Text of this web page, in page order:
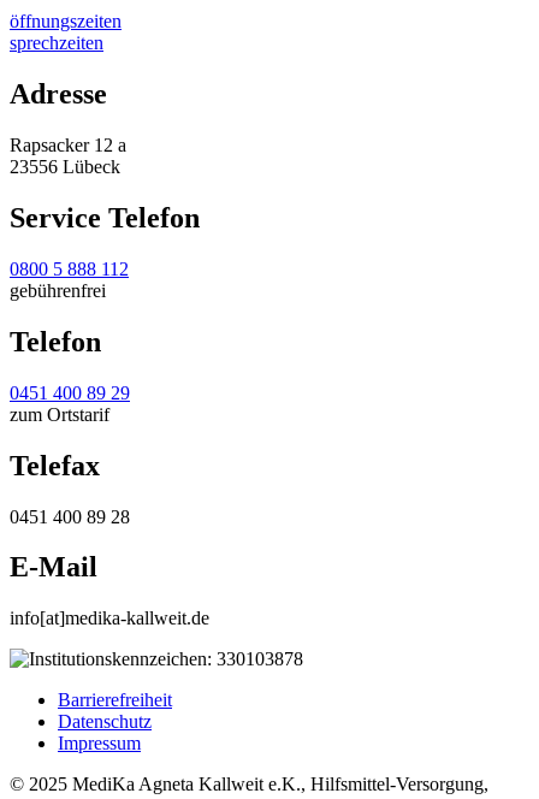
öffnungszeiten
sprechzeiten
Adresse
Rapsacker 12 a
23556 Lübeck
Service Telefon
0800 5 888 112
gebührenfrei
Telefon
0451 400 89 29
zum Ortstarif
Telefax
0451 400 89 28
E-Mail
info[at]medika-kallweit.de
Barrierefreiheit
Datenschutz
Impressum
© 2025 MediKa Agneta Kallweit e.K., Hilfsmittel-Versorgung,